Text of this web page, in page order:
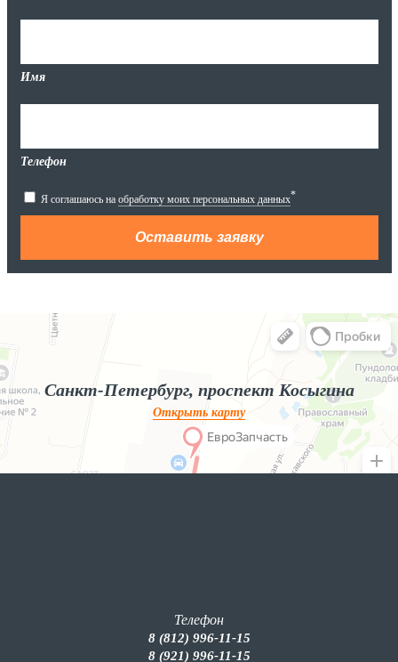
Имя
Телефон
Я соглашаюсь на обработку моих персональных данных*
Яндекс.Карты
Яндекс.Карты — поиск мест и адресов, городской транспорт
Санкт-Петербург, проспект Косыгина
Открыть карту
Телефон
8 (812) 996-11-15
8 (921) 996-11-15